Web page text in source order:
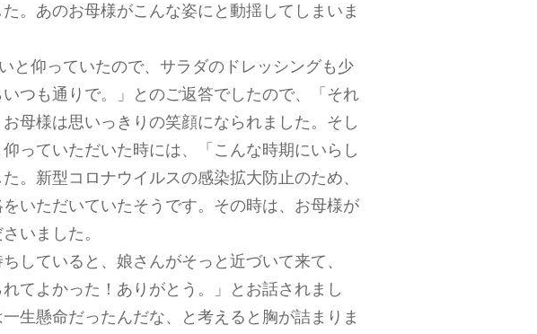
。あのお母様がこんな姿にと動揺してしまいま
と仰っていたので、サラダのドレッシングも少
つも通りで。」とのご返答でしたので、「それ
母様は思いっきりの笑顔になられました。そし
っていただいた時には、「こんな時期にいらし
。新型コロナウイルスの感染拡大防止のため、
いただいていたそうです。その時は、お母様が
いました。
していると、娘さんがそっと近づいて来て、
てよかった！ありがとう。」とお話されまし
生懸命だったんだな、と考えると胸が詰まりま